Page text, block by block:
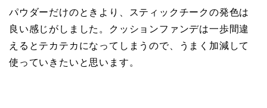
パウダーだけのときより、スティックチークの発色は
良い感じがしました。クッションファンデは一歩間違
えるとテカテカになってしまうので、うまく加減して
使っていきたいと思います。